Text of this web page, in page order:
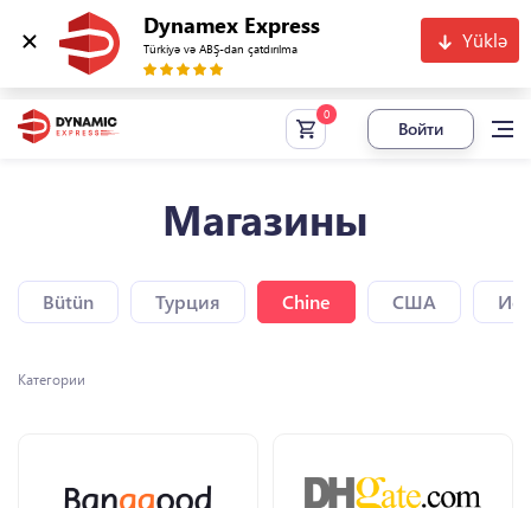
Dynamex Express
Türkiyə və ABŞ-dan çatdırılma Yüklə
Войти
Магазины
Bütün Турция Chine США
Категории